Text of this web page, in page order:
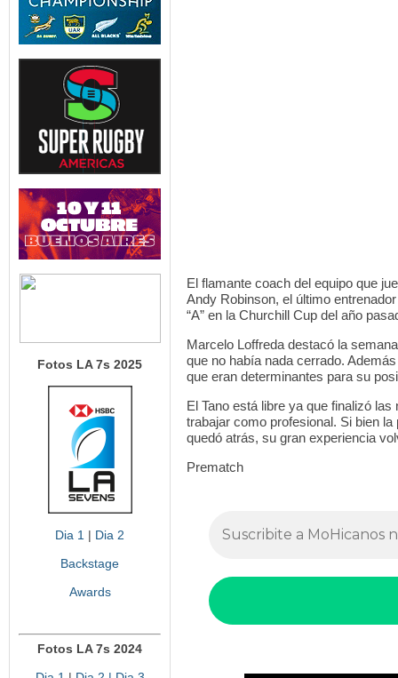
Fotos LA 7s 2025
Dia 1 | Dia 2
Backstage
Awards
Fotos LA 7s 2024
El flamante coach del equipo que
Andy Robinson, el último
“A” en la Churchill Cup del año
Marcelo Loffreda destacó la
que no había nada cerrado.
que eran determinantes para su
El Tano está libre ya que finalizó
trabajar como profesional. Si bien
quedó atrás, su gran experiencia
Prematch